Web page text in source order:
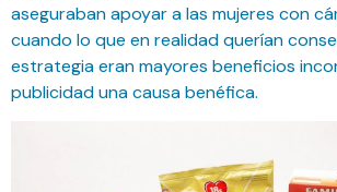
aseguraban apoyar a las mujeres con
cuando lo que en realidad querían
estrategia eran mayores beneficios
publicidad una causa benéfica.